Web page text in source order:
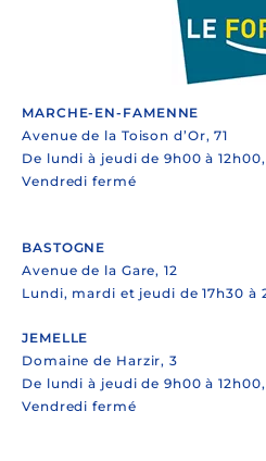
MARCHE-EN-FAMENNE
Avenue de la Toison d’Or, 71
De lundi à jeudi de 9h00 à
Vendredi fermé
BASTOGNE
Avenue de la Gare, 12
Lundi, mardi et jeudi de 17h30 à
JEMELLE
Domaine de Harzir, 3
De lundi à jeudi de 9h00 à
Vendredi fermé